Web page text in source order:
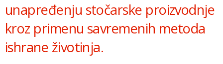
unapređenju stočarske proizvodnje
kroz primenu savremenih metoda
ishrane životinja.